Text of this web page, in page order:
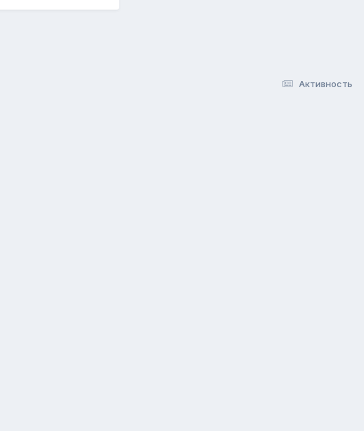
Активность